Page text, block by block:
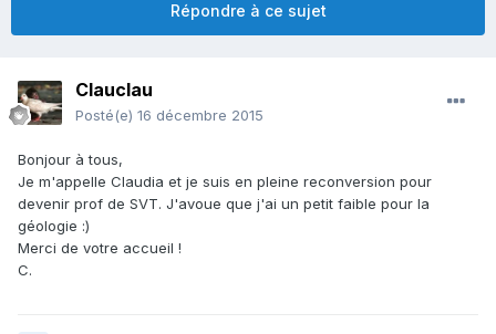
Répondre à ce sujet
Clauclau
Posté(e) 16 décembre 2015
Bonjour à tous,
Je m'appelle Claudia et je suis en pleine reconversion pour
devenir prof de SVT. J'avoue que j'ai un petit faible pour la
géologie :)
Merci de votre accueil !
C.